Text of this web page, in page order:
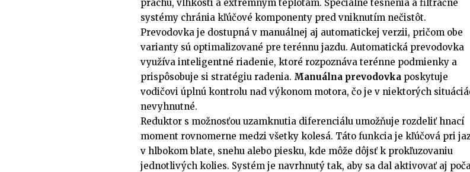
prachu, vlhkosti a extrémnym teplotám. Špeciálne tesnenia a filtračné
systémy chránia kľúčové komponenty pred vniknutím nečistôt.
Prevodovka je dostupná v manuálnej aj automatickej verzii, pričom obe
varianty sú optimalizované pre terénnu jazdu. Automatická prevodovka
využíva inteligentné riadenie, ktoré rozpoznáva terénne podmienky a
prispôsobuje si stratégiu radenia. Manuálna prevodovka poskytuje
vodičovi úplnú kontrolu nad výkonom motora, čo je v niektorých
nevyhnutné.
Reduktor s možnosťou uzamknutia diferenciálu umožňuje rozdeliť hnací
moment rovnomerne medzi všetky kolesá. Táto funkcia je kľúčová pri
v hlbokom blate, snehu alebo piesku, kde môže dôjsť k prokľuzovaniu
jednotlivých kolies. Systém je navrhnutý tak, aby sa dal aktivovať aj